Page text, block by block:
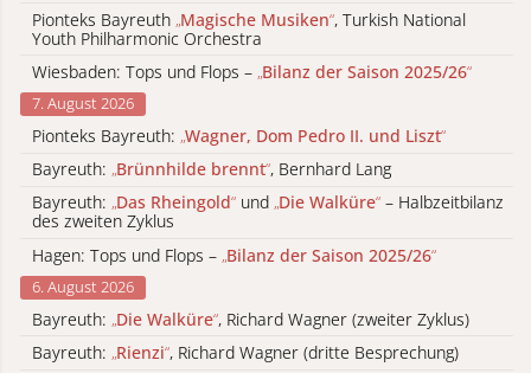
Pionteks Bayreuth „Magische Musiken“, Turkish National
Youth Philharmonic Orchestra
Wiesbaden: Tops und Flops – „Bilanz der Saison 2025/26“
7. August 2026
Pionteks Bayreuth: „Wagner, Dom Pedro II. und Liszt“
Bayreuth: „Brünnhilde brennt“, Bernhard Lang
Bayreuth: „Das Rheingold“ und „Die Walküre“ – Halbzeitbilanz
des zweiten Zyklus
Hagen: Tops und Flops – „Bilanz der Saison 2025/26“
6. August 2026
Bayreuth: „Die Walküre“, Richard Wagner (zweiter Zyklus)
Bayreuth: „Rienzi“, Richard Wagner (dritte Besprechung)